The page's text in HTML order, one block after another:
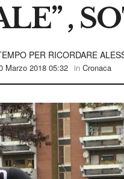
,
PER RICORDARE
Marzo 2018 05:32 in Cronaca